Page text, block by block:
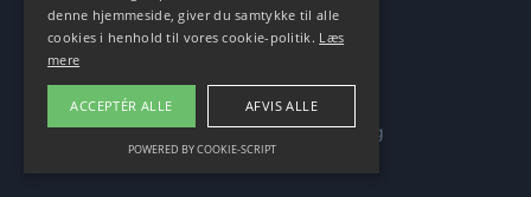
© 2020-2026 Sikker browsing
denne hjemmeside, giver du samtykke til alle
cookies i henhold til vores cookie-politik. Læs
mere
ACCEPTÉR ALLE AFVIS ALLE
POWERED BY COOKIE-SCRIPT